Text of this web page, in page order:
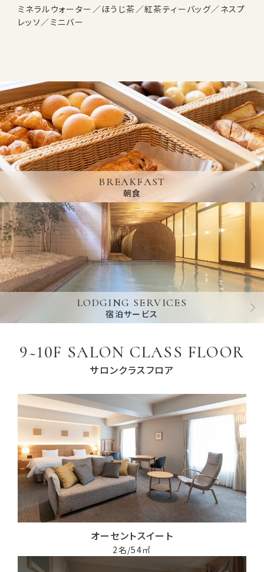
ミネラルウォーター／ほうじ茶／紅茶ティーバッグ／ネスプ
レッソ／ミニバー
BREAKFAST
朝食
LODGING SERVICES
宿泊サービス
9~10F SALON CLASS FLOOR
サロンクラスフロア
オーセントスイート
2名/54㎡